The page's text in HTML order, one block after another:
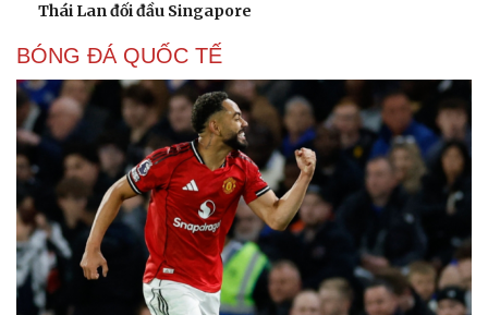
Thái Lan đối đầu Singapore
BÓNG ĐÁ QUỐC TẾ